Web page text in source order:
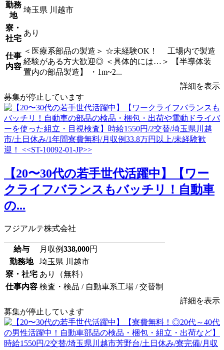
勤務
地
埼玉県 川越市
寮・
社宅
あり
仕事
内容
＜医療系部品の製造＞ ☆未経験OK！ 工場内で製造
経験がある方大歓迎◎ ＜具体的には…＞ 【半導体装
置内の部品製造】 ・1m~2...
詳細を表示
募集が停止しています
【20〜30代の若手世代活躍中】【ワー
クライフバランスもバッチリ！自動車
の...
フジアルテ株式会社
給与 月収例338,000円
勤務地
埼玉県 川越市
寮・社宅 あり（無料）
仕事内容 検査・検品 / 自動車系工場 / 交替制
詳細を表示
募集が停止しています